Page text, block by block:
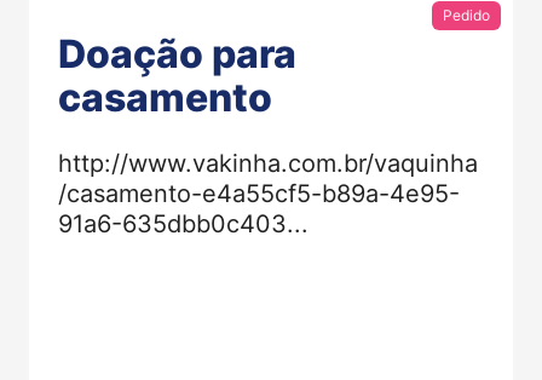
Pedido
Doação para
casamento
http://www.vakinha.com.br/vaquinha
/casamento-e4a55cf5-b89a-4e95-
91a6-635dbb0c403...